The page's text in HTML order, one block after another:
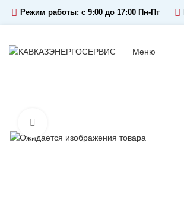
Режим работы: c 9:00 до 17:00 Пн-Пт
Меню